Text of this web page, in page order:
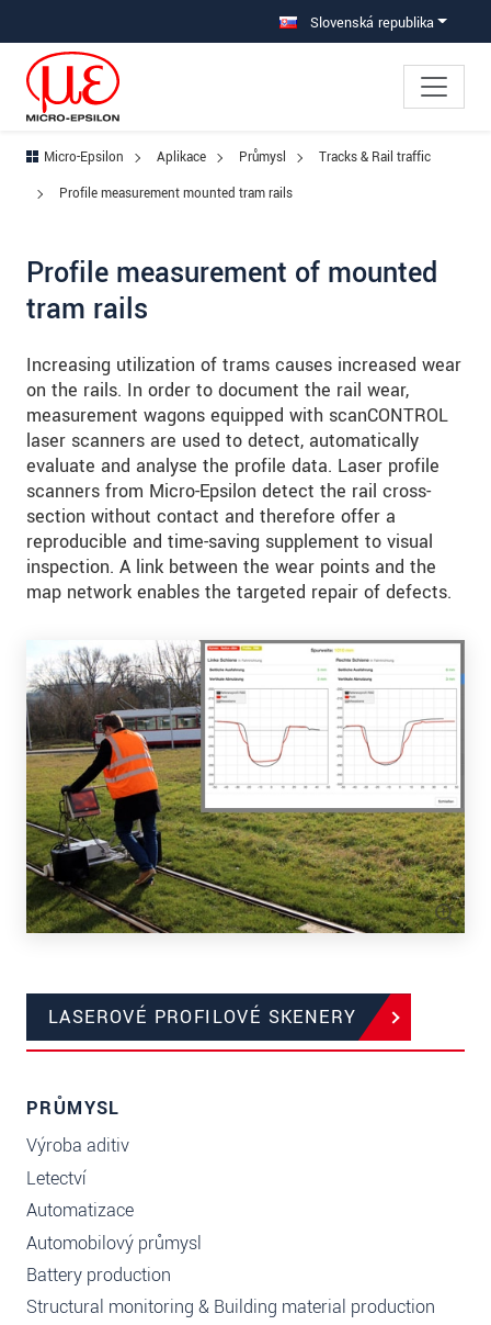
Prejdite priamo na hlavnú navigáciu Slovenská republika
Micro-Epsilon Aplikace Průmysl
Tracks & Rail traffic
Profile measurement mounted tram rails
Profile measurement of mounted
tram rails
Increasing utilization of trams causes increased wear
on the rails. In order to document the rail wear,
measurement wagons equipped with scanCONTROL
laser scanners are used to detect, automatically
evaluate and analyse the profile data. Laser profile
scanners from Micro-Epsilon detect the rail cross-
section without contact and therefore offer a
reproducible and time-saving supplement to visual
inspection. A link between the wear points and the
map network enables the targeted repair of defects.
LASEROVÉ PROFILOVÉ SKENERY
PRŮMYSL
Výroba aditiv
Letectví
Automatizace
Automobilový průmysl
Battery production
Structural monitoring & Building material production